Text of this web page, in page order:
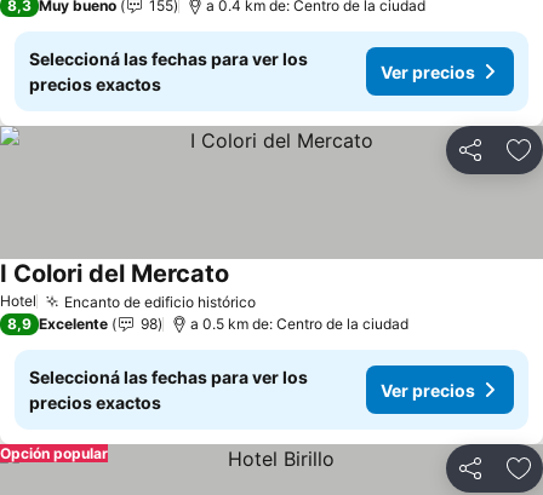
8,3 Muy bueno 155 a 0.4 km de: Centro de la ciudad
Seleccioná las fechas para ver los
precios exactos
Ver precios
Compartir
Hotel Encanto de edificio históricoVer precios
I Colori del Mercato
8,9 Excelente 98 a 0.5 km de: Centro de la ciudad
Seleccioná las fechas para ver los
precios exactos
Ver precios
Compartir
Opción popular